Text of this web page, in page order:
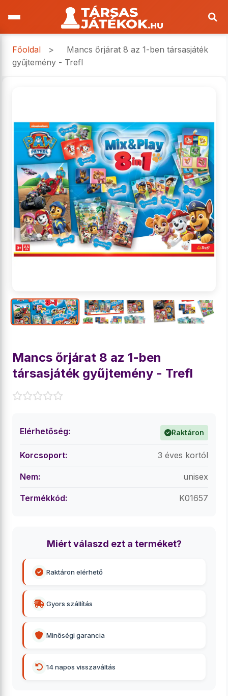
Főoldal >
Mancs őrjárat 8 az 1-ben társasjáték
gyűjtemény - Trefl
Mancs őrjárat 8 az 1-ben
társasjáték gyűjtemény - Trefl
Elérhetőség: Raktáron
Korcsoport: 3 éves kortól
Nem: unisex
Termékkód: K01657
Miért válaszd ezt a terméket?
Raktáron elérhető
Gyors szállítás
Minőségi garancia
14 napos visszaváltás